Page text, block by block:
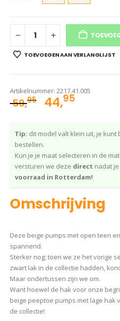
TOEVOEGEN AAN VERLANGLIJST
Artikelnummer: 2217.41.005
59,95
59,95.
44,95
44,95.
Tip: dit model valt klein uit, je
bestellen.
Kun je je maat selecteren in de
versturen we deze direct nadat
voorraad in Rotterdam!
Omschrijving
Deze beige pumps met open teen
spannend.
Sterker nog; toen we ze het vorige
zwart lak in de collectie hadden,
Maar ondertussen zijn we om.
Want hoewel de hak voor onze
beige peeptoe pumps met lage hak
de collectie!